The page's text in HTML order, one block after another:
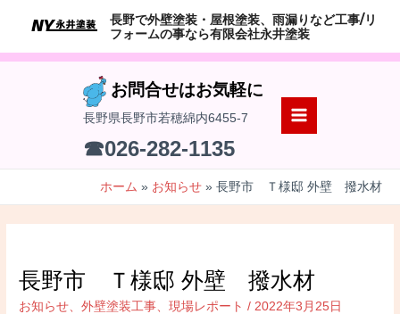
テ
長野で外壁塗装・屋根塗装、雨漏りなど工事/リ
フォームの事なら有限会社永井塗装
お問合せはお気軽に
長野県長野市若穂綿内6455-7
☎026-282-1135
MAIN
ホーム お知らせ 長野市 Ｔ様邸 外壁 撥水材
長野市 Ｔ様邸 外壁 撥水材
お知らせ 、外壁塗装工事 、現場レポート / 2022年3月25日